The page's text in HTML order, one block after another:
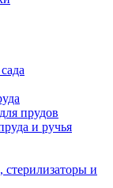
прудов
и ручья
и